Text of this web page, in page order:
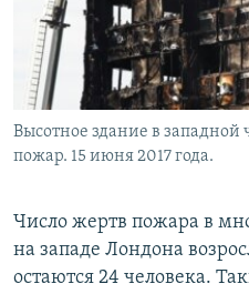
Высотное здание в западной
пожар. 15 июня 2017 года.
Число жертв пожара в
на западе Лондона
остаются 24 человека.